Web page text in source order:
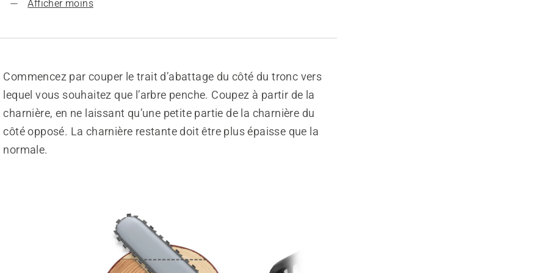
Afficher moins
Commencez par couper le trait d’abattage du côté du tronc vers
lequel vous souhaitez que l’arbre penche. Coupez à partir de la
charnière, en ne laissant qu’une petite partie de la charnière du
côté opposé. La charnière restante doit être plus épaisse que la
normale.